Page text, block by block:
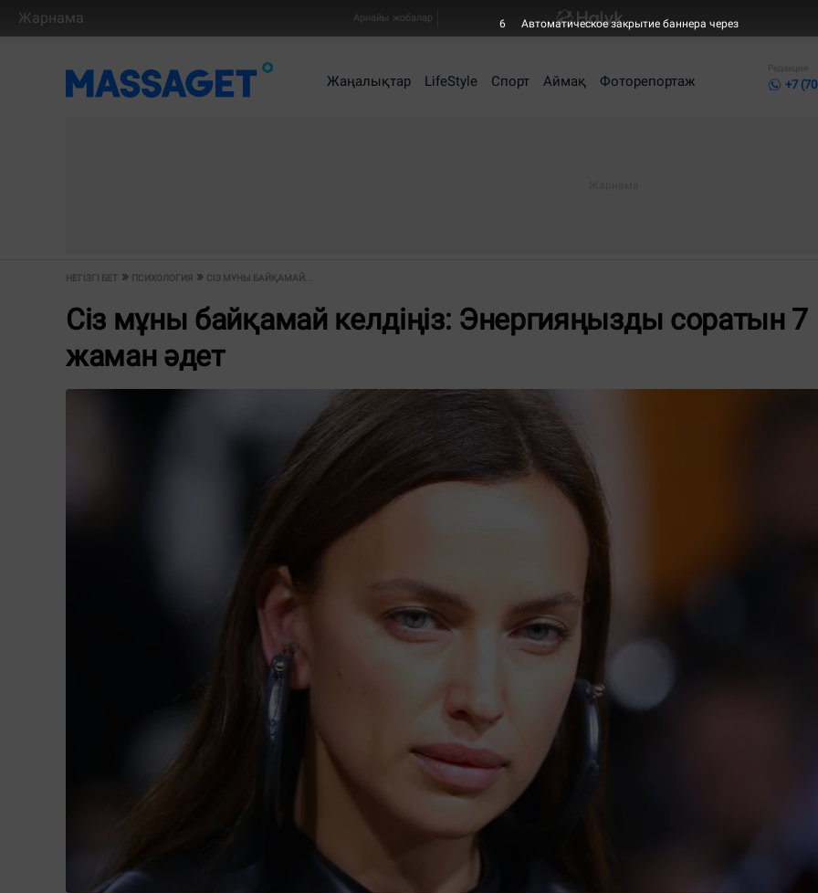
Жарнама Арнайы жобалар
Жаңалықтар LifeStyle Спорт Аймақ Фоторепортаж
Редакция
+7
НЕГІЗГІ БЕТ ПСИХОЛОГИЯ СІЗ МҰНЫ БАЙҚАМАЙ...
Сіз мұны байқамай келдіңіз: Энергияңызды соратын 7
жаман әдет
5 Автоматическое закрытие баннера через